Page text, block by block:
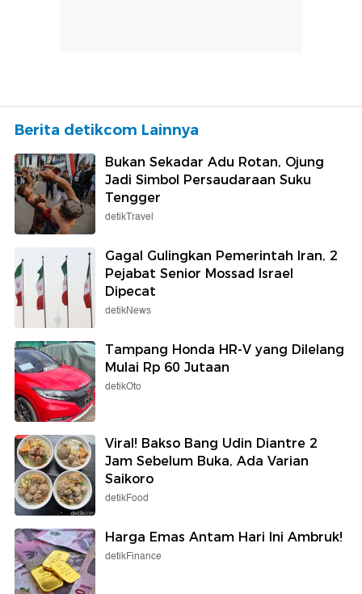
Berita detikcom Lainnya
Bukan Sekadar Adu Rotan, Ojung
Jadi Simbol Persaudaraan Suku
Tengger
detikTravel
Gagal Gulingkan Pemerintah Iran, 2
Pejabat Senior Mossad Israel
Dipecat
detikNews
Tampang Honda HR-V yang Dilelang
Mulai Rp 60 Jutaan
detikOto
Viral! Bakso Bang Udin Diantre 2
Jam Sebelum Buka, Ada Varian
Saikoro
detikFood
Harga Emas Antam Hari Ini Ambruk!
detikFinance